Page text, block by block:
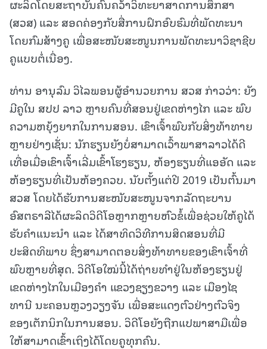
ຜະລິດໂດຍສະຖາບັນຄົ້ນຄວ້າວິທະຍາສາດການສຶກສາ
(ສວສ) ແລະ ສອດຄ່ອງກັບສື່ການຝຶກອົບຮົມທີ່ພັດທະນາ
ໂດຍກົມສ້າງຄູ ເພື່ອສະໜັບສະໜູນການພັດທະນາວິຊາຊີບ
ຄູແບບຕໍ່ເນື່ອງ.
ທ່ານ ອານຸລົມ ວິໄລພອນຜູ້ອໍານວຍການ ສວສ ກ່າວວ່າ: ຍັງ
ມີຄູໃນ ສປປ ລາວ ຫຼາຍຄົນທີ່ສອນຢູ່ເຂດຫ່າງໄກ ແລະ ພົບ
ຄວາມຫຍຸ້ງຍາກໃນການສອນ. ເຂົາເຈົ້າພົບກັບສິ່ງທ້າທາຍ
ຫຼາຍຢ່າງເຊັ່ນ: ນັກຮຽນຍັງບໍ່ສາມາດເວົ້າພາສາລາວໄດ້ດີ
ເທື່ອເມື່ອເຂົາເຈົ້າເລີ່ມເຂົ້າໂຮງຮຽນ, ຫ້ອງຮຽນທີ່ແອອັດ ແລະ
ຫ້ອງຮຽນທີ່ເປັນຫ້ອງຄວບ. ນັບຕັ້ງແຕ່ປີ 2019 ເປັນຕົ້ນມາ
ສວສ ໂດຍໄດ້ຮັບການສະໜັບສະໜູນຈາກລັດຖະບານ
ອົສຕຣາລີໄດ້ຜະລິດວິດີໂອຫຼາກຫຼາຍຫົວຂໍ້ເພື່ອຊ່ວຍໃຫ້ຄູໄດ້
ຮັບຄຳແນະນຳ ແລະ ໄດ້ສາທິດວິທີການສິດສອນທີ່ມີ
ປະສິດທິພາບ ຊຶ່ງສາມາດຕອບສິ່ງທ້າທາຍຂອງເຂົາເຈົ້າທີ່
ພົບຫຼາຍທີ່ສຸດ. ວິດີໂອໃໝ່ນີ້ໄດ້ຖ່າຍທຳຢູ່ໃນຫ້ອງຮຽນຢູ່
ເຂດຫ່າງໄກໃນເມືອງຄໍາ ແຂວງຊຽງຂວາງ ແລະ ເມືອງໄຊ
ທານີ ນະຄອນຫຼວງວຽງຈັນ ເພື່ອສະແດງຕົວຢ່າງຕົວຈິງ
ຂອງເຕັກນິກໃນການສອນ. ວິດີໂອຍັງຖືກແປພາສາມືເພື່ອ
ໃຫ້ສາມາດເຂົ້າເຖິງໄດ້ໂດຍຄູທຸກຄົນ.